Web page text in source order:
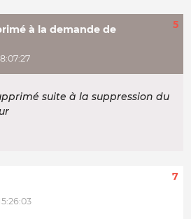
à la demande de
5
suite à la suppression du
7